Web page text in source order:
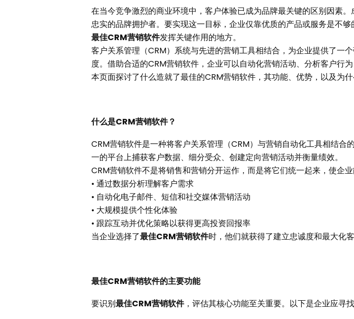
在当今竞争激烈的商业环境中，客户体验已成为品牌最关键的区别因素
忠实的品牌拥护者。要实现这一目标，企业仅靠优质的产品或服务是不
最佳CRM营销软件发挥关键作用的地方。
客户关系管理（CRM）系统与先进的营销工具相结合，为企业提供了一
度。借助合适的CRM营销软件，企业可以自动化营销活动、分析客户行
本页面探讨了什么造就了最佳的CRM营销软件，其功能、优势，以及为
什么是CRM营销软件？
CRM营销软件是一种将客户关系管理（CRM）与营销自动化工具相结
一的平台上捕获客户数据、细分受众、创建定向营销活动并衡量绩效。
CRM营销软件不是将销售和营销分开运作，而是将它们统一起来，使企业
• 通过数据分析理解客户需求
• 自动化电子邮件、短信和社交媒体营销活动
• 大规模提供个性化体验
• 跟踪互动并优化策略以获得更高投资回报率
当企业选择了最佳CRM营销软件时，他们就获得了建立忠诚度和最大化
最佳CRM营销软件的主要功能
要识别最佳CRM营销软件，评估其核心功能至关重要。以下是企业应寻